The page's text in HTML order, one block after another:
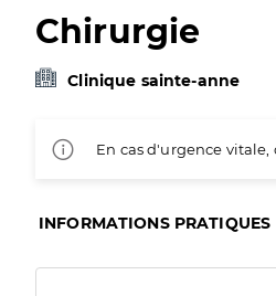
Chirurgie
Clinique sainte-anne
En cas d'urgence
INFORMATIONS PRATIQUES